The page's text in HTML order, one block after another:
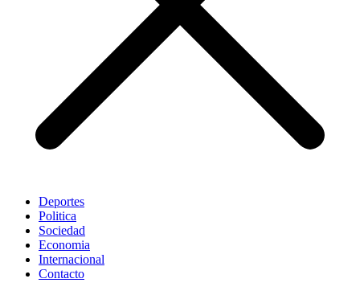
Deportes
Politica
Sociedad
Economia
Internacional
Contacto